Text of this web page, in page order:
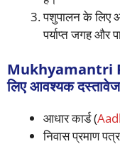
पशुपालन के लिए
पर्याप्त जगह और
Mukhyamantri
लिए आवश्यक दस्तावेज
आधार कार्ड (
निवास प्रमाण